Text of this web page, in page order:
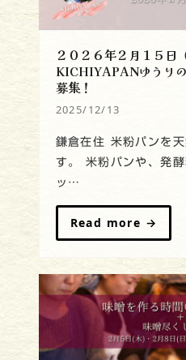
２０２６年２月１５日
KICHIYAPANゆうり
募集！
2025/12/13
鎌倉在住 米粉パンを
す。 米粉パンや、発
ッ…
Read more →